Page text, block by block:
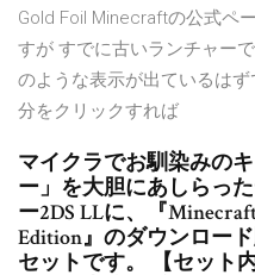
Gold Foil Minecraftの公式ペ
すが すでに古いランチャー
のような表示が出ているは
分をクリックすれば
マイクラでお馴染みの
ー」を大胆にあしらっ
ー2DS LLに、『
Edition』のダウンロー
セットです。 【セット